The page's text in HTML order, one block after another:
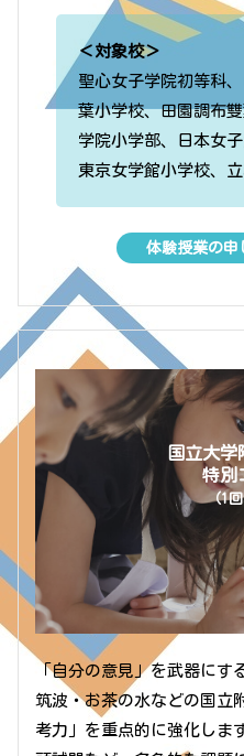
＜対象校＞
聖心女子学院初等科
葉小学校、田園調布
学院小学部、日本女
東京女学館小学校、
体験授業の申
国立大学
特別
（1
「自分の意見」を武器にす
筑波・お茶の水などの国立
考力」を重点的に強化しま